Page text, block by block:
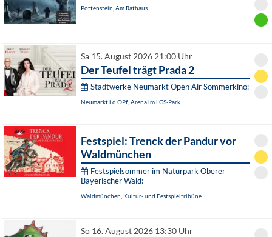
Pottenstein, Am Rathaus
Sa 15. August 2026 21:00 Uhr
Der Teufel trägt Prada 2
Stadtwerke Neumarkt Open Air Sommerkino:
Neumarkt i.d.OPf., Arena im LGS-Park
Festspiel: Trenck der Pandur vor
Waldmünchen
Festspielsommer im Naturpark Oberer
Bayerischer Wald:
Waldmünchen, Kultur- und Festspieltribüne
So 16. August 2026 13:30 Uhr